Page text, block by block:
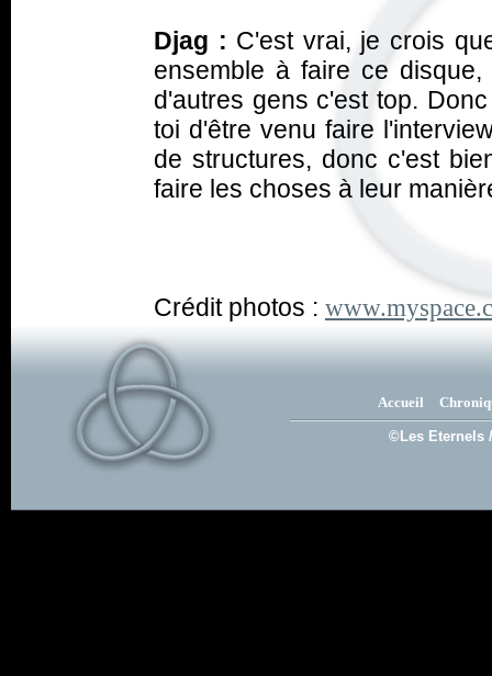
Djag : C'est vrai, je crois
ensemble à faire ce
d'autres gens c'est top.
toi d'être venu faire
de structures, donc c'est
faire les choses à leur
Crédit photos :
Accueil
©Les Eternels